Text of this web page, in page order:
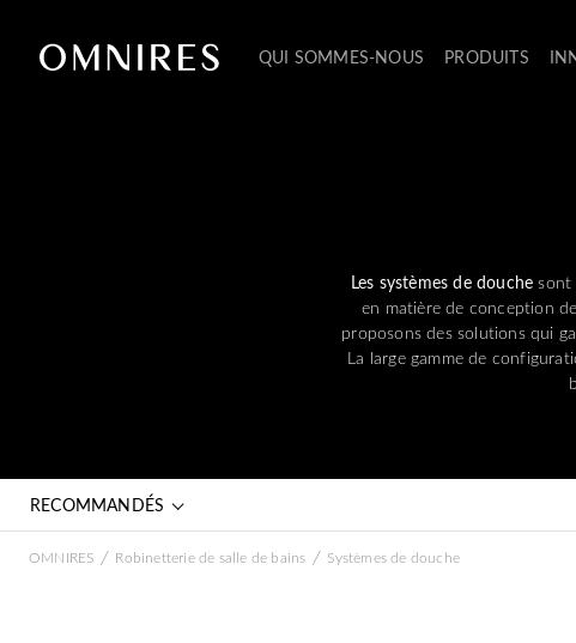
QUI SOMMES-NOUS PRODUITS
Les systèmes de douche sont
en matière de conception
proposons des solutions qui
La large gamme de
RECOMMANDÉS
OMNIRES / Robinetterie de salle de bains / Systèmes de douche